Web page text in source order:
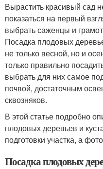
Вырастить красивый сад
показаться на первый
выбрать саженцы и
Посадка плодовых
не только весной, но и
только правильно
выбрать для них самое
почвой, достаточным
сквозняков.
В этой статье подробно
плодовых деревьев и
подготовки участка, а
Посадка плодовых